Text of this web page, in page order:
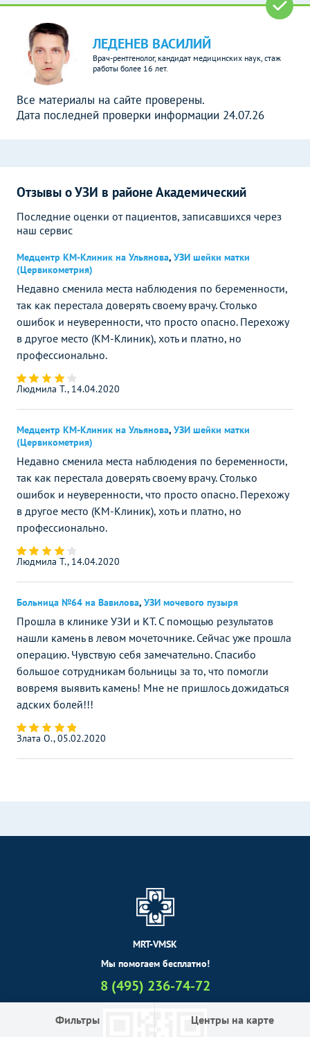
Фильтры Центры на карте
ЛЕДЕНЕВ ВАСИЛИЙ
Врач-рентгенолог, кандидат медицинских наук, стаж
работы более 16 лет.
Все материалы на сайте проверены.
Дата последней проверки информации 24.07.26
Отзывы о УЗИ в районе Академический
Последние оценки от пациентов, записавшихся через
наш сервис
Медцентр КМ-Клиник на Ульянова, УЗИ шейки матки
(Цервикометрия)
Недавно сменила места наблюдения по беременности,
так как перестала доверять своему врачу. Столько
ошибок и неуверенности, что просто опасно. Перехожу
в другое место (КМ-Клиник), хоть и платно, но
профессионально.
Людмила Т., 14.04.2020
Медцентр КМ-Клиник на Ульянова, УЗИ шейки матки
(Цервикометрия)
Недавно сменила места наблюдения по беременности,
так как перестала доверять своему врачу. Столько
ошибок и неуверенности, что просто опасно. Перехожу
в другое место (КМ-Клиник), хоть и платно, но
профессионально.
Людмила Т., 14.04.2020
Больница №64 на Вавилова, УЗИ мочевого пузыря
Прошла в клинике УЗИ и КТ. С помощью результатов
нашли камень в левом мочеточнике. Сейчас уже прошла
операцию. Чувствую себя замечательно. Спасибо
большое сотрудникам больницы за то, что помогли
вовремя выявить камень! Мне не пришлось дожидаться
адских болей!!!
Злата О., 05.02.2020
MRT-VMSK
Мы помогаем бесплатно!
8 (495) 236-74-72